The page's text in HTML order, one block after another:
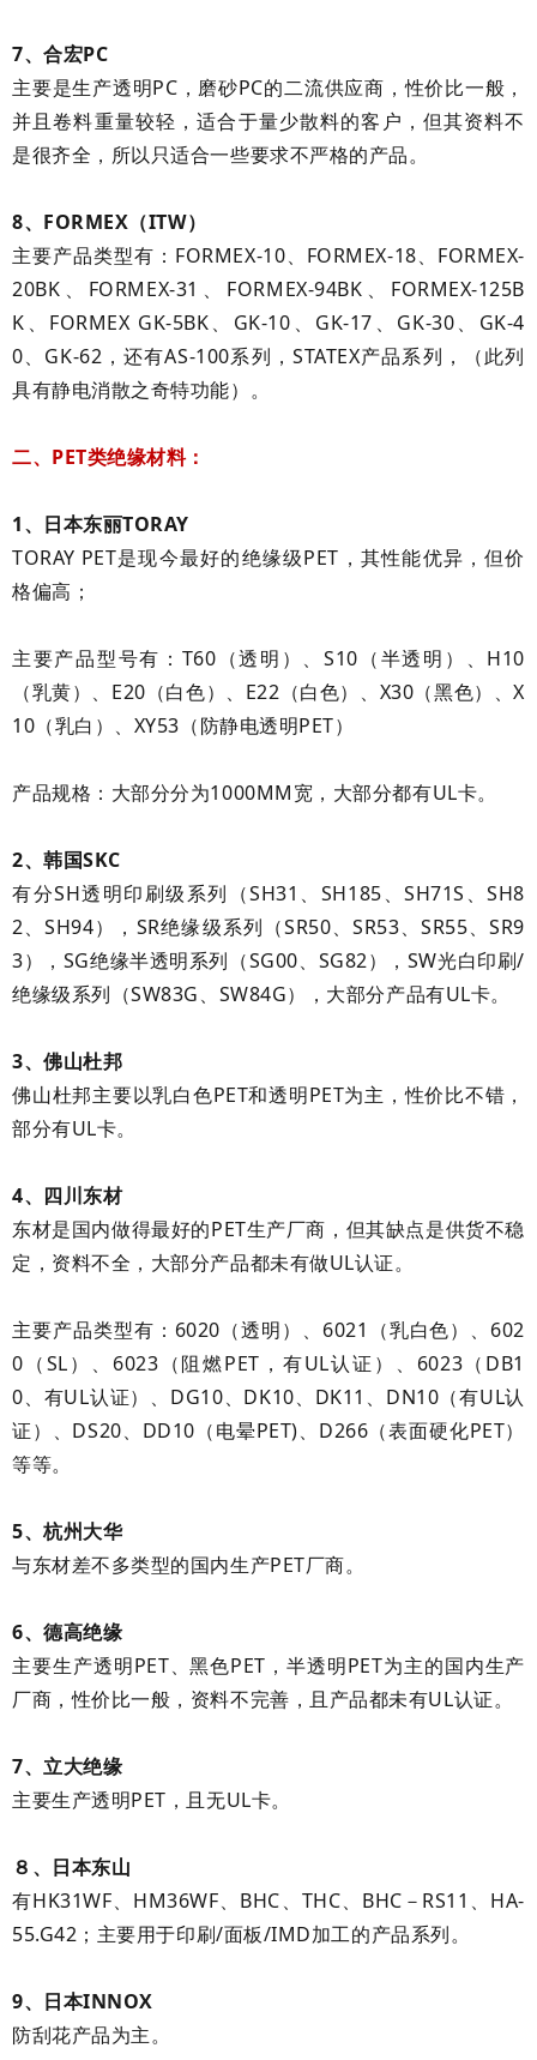
7、合宏PC
主要是生产透明PC，磨砂PC的二流供应商，性价比一般，
并且卷料重量较轻，适合于量少散料的客户，但其资料不
是很齐全，所以只适合一些要求不严格的产品。
8、FORMEX（ITW）
主要产品类型有：FORMEX-10、FORMEX-18、FORMEX-
20BK、FORMEX-31、FORMEX-94BK、FORMEX-125B
K、FORMEX GK-5BK、GK-10、GK-17、GK-30、GK-4
0、GK-62，还有AS-100系列，STATEX产品系列，（此列
具有静电消散之奇特功能）。
二、PET类绝缘材料：
1、日本东丽TORAY
TORAY PET是现今最好的绝缘级PET，其性能优异，但价
格偏高；
主要产品型号有：T60（透明）、S10（半透明）、H10
（乳黄）、E20（白色）、E22（白色）、X30（黑色）、X
10（乳白）、XY53（防静电透明PET）
产品规格：大部分分为1000MM宽，大部分都有UL卡。
2、韩国SKC
有分SH透明印刷级系列（SH31、SH185、SH71S、SH8
2、SH94），SR绝缘级系列（SR50、SR53、SR55、SR9
3），SG绝缘半透明系列（SG00、SG82），SW光白印刷/
绝缘级系列（SW83G、SW84G），大部分产品有UL卡。
3、佛山杜邦
佛山杜邦主要以乳白色PET和透明PET为主，性价比不错，
部分有UL卡。
4、四川东材
东材是国内做得最好的PET生产厂商，但其缺点是供货不稳
定，资料不全，大部分产品都未有做UL认证。
主要产品类型有：6020（透明）、6021（乳白色）、602
0（SL）、6023（阻燃PET，有UL认证）、6023（DB1
0、有UL认证）、DG10、DK10、DK11、DN10（有UL认
证）、DS20、DD10（电晕PET)、D266（表面硬化PET）
等等。
5、杭州大华
与东材差不多类型的国内生产PET厂商。
6、德高绝缘
主要生产透明PET、黑色PET，半透明PET为主的国内生产
厂商，性价比一般，资料不完善，且产品都未有UL认证。
7、立大绝缘
主要生产透明PET，且无UL卡。
８、日本东山
有HK31WF、 HM36WF、 BHC、 THC、 BHC － RS11、 HA-
55.G42 ；主要用于印刷/面板/IMD加工的产品系列。
9、日本INNOX
防刮花产品为主。